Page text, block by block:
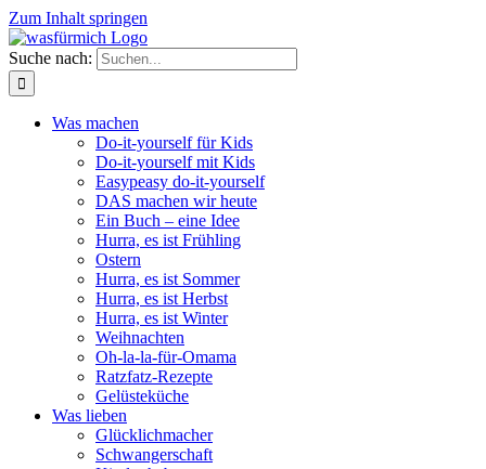
Zum Inhalt springen
Suche nach:
Was machen
Do-it-yourself für Kids
Do-it-yourself mit Kids
Easypeasy do-it-yourself
DAS machen wir heute
Ein Buch – eine Idee
Hurra, es ist Frühling
Ostern
Hurra, es ist Sommer
Hurra, es ist Herbst
Hurra, es ist Winter
Weihnachten
Oh-la-la-für-Omama
Ratzfatz-Rezepte
Gelüsteküche
Was lieben
Glücklichmacher
Schwangerschaft